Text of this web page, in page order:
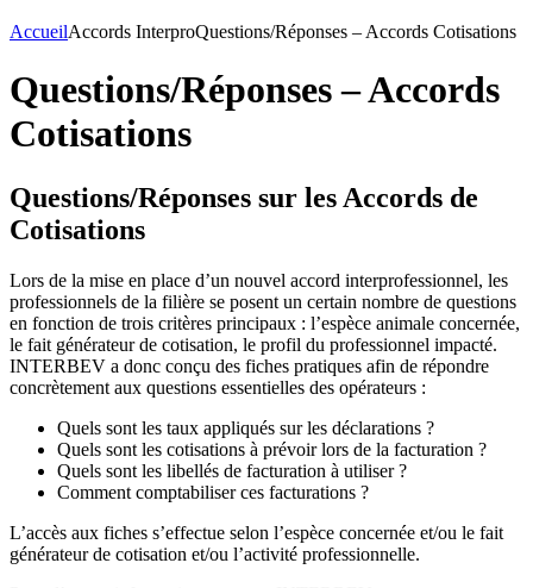
AccueilAccords InterproQuestions/Réponses – Accords Cotisations
Questions/Réponses – Accords
Cotisations
Questions/Réponses sur les Accords de
Cotisations
Lors de la mise en place d’un nouvel accord interprofessionnel, les
professionnels de la filière se posent un certain nombre de questions
en fonction de trois critères principaux : l’espèce animale concernée,
le fait générateur de cotisation, le profil du professionnel impacté.
INTERBEV a donc conçu des fiches pratiques afin de répondre
concrètement aux questions essentielles des opérateurs :
Quels sont les taux appliqués sur les déclarations ?
Quels sont les cotisations à prévoir lors de la facturation ?
Quels sont les libellés de facturation à utiliser ?
Comment comptabiliser ces facturations ?
L’accès aux fiches s’effectue selon l’espèce concernée et/ou le fait
générateur de cotisation et/ou l’activité professionnelle.